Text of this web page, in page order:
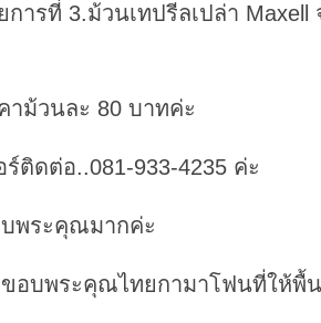
การที่ 3.ม้วนเทปรีลเปล่า
าม้วนละ 80 บาทค่ะ
ร์ติดต่อ..081-933-4235 ค่ะ
พระคุณมากค่ะ
อบพระคุณไทยกามาโฟนที่ให้พื้